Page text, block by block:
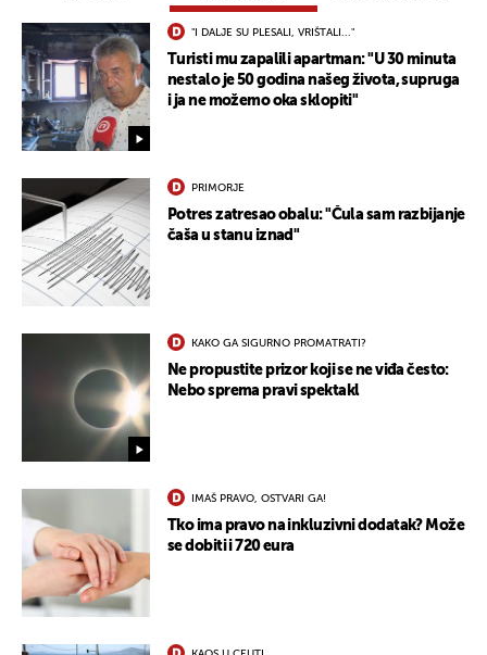
"I DALJE SU PLESALI, VRIŠTALI..."
Turisti mu zapalili apartman: "U 30 minuta
nestalo je 50 godina našeg života, supruga
i ja ne možemo oka sklopiti"
PRIMORJE
Potres zatresao obalu: "Čula sam razbijanje
čaša u stanu iznad"
KAKO GA SIGURNO PROMATRATI?
Ne propustite prizor koji se ne viđa često:
Nebo sprema pravi spektakl
IMAŠ PRAVO, OSTVARI GA!
Tko ima pravo na inkluzivni dodatak? Može
se dobiti i 720 eura